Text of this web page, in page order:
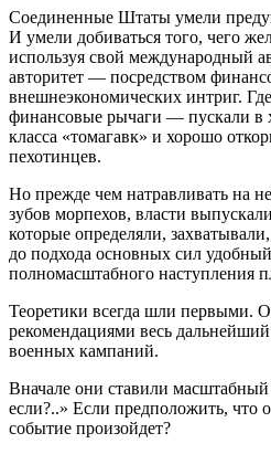
Соединенные Штаты умели
И умели добиваться того, чего
используя свой международный
авторитет — посредством
внешнеэкономических интриг.
финансовые рычаги — пускали в
класса «томагавк» и хорошо
пехотинцев.
Но прежде чем натравливать на
зубов морпехов, власти
которые определяли,
до подхода основных сил
полномасштабного наступления
Теоретики всегда шли первыми.
рекомендациями весь
военных кампаний.
Вначале они ставили масштабный
если?..» Если предположить, что
событие произойдет?